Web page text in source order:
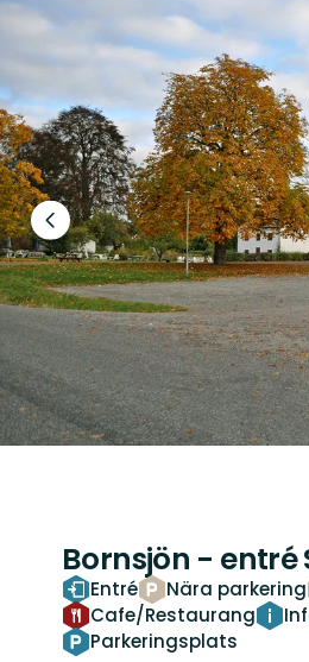
Föregående
bild
Bornsjön - entré
Entré Nära parkering
Cafe/Restaurang
Parkeringsplats